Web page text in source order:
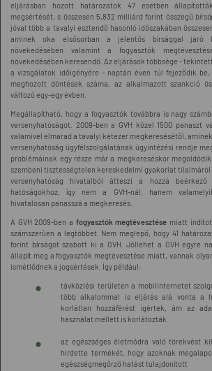
eljárásban hozott határozatok 47 esetben
megsértését, s összesen 5,832 milliárd forint összegű
jóval több a tavalyi esztendő hasonló időszakában
aminek oka elsősorban a jelentős bírsággal járó
növekedésében valamint a fogyasztók
növekedésében keresendő. Az eljárások többsége -
a vizsgálatok időigényére - naptári éven túl fejeződik
meghozott döntések száma, az alkalmazott szankció
változó egy-egy évben.
Megállapítható, hogy a fogyasztók továbbra is nagy
versenyhatóságot. 2009-ben a GVH közel 1500 panaszt
valamivel elmarad a tavalyi kétezer megkeresésétől,
versenyhatóság ügyfélszolgálatának ügyintézési rendje
problémáinak egy része már a megkereséskor
szembeni tisztességtelen kereskedelmi gyakorlat tilalmáról
versenyhatóság hivatalból átteszi a hozzá
hatóságokhoz, így nem a GVH-nál, hanem
hivatalosan panasszá a megkeresés.
A GVH 2009-ben a fogyasztók megtévesztése miatt
számszerűen a legtöbbet. Nem meglepő, hogy 41
forint bírságot szabott ki a GVH. Jóllehet a GVH egyre
állapít meg a fogyasztók megtévesztése miatt, vannak
ismétlődnek a jogsértések. Így például:
távközlési területen a mobilinternetet
több alkalommal is eljárás alá vonta a
korlátlan hozzáférést ígértek, ám az
használat mellett is korlátozták
az egészséges életmódra való törekvést
hirdette termékét, hogy azoknak
egészségmegőrző hatást tulajdonított